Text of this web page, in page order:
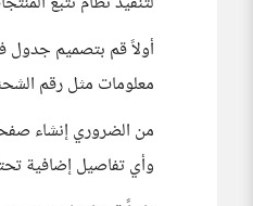
أولاً قم بتصميم جدول
معلومات مثل رقم
من الضروري إنشاء
وأي تفاصيل إضافية